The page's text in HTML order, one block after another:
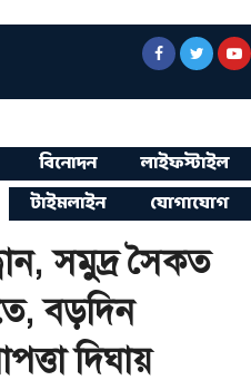
বিনোদন
লাইফস্টাইল
টাইমলাইন
যোগাযোগ
সমুদ্র সৈকত
বড়দিন
দিঘায়